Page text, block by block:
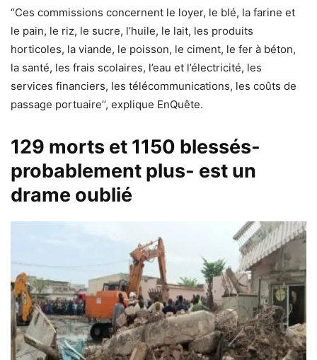
‘’Ces commissions concernent le loyer, le blé, la farine et
le pain, le riz, le sucre, l’huile, le lait, les produits
horticoles, la viande, le poisson, le ciment, le fer à béton,
la santé, les frais scolaires, l’eau et l’électricité, les
services financiers, les télécommunications, les coûts de
passage portuaire’’, explique EnQuête.
129 morts et 1150 blessés-
probablement plus- est un
drame oublié